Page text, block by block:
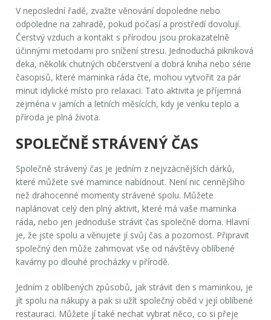
V neposlední řadě, zvažte věnování dopoledne nebo
odpoledne na zahradě, pokud počasí a prostředí dovolují.
Čerstvý vzduch a kontakt s přírodou jsou prokazatelně
účinnými metodami pro snížení stresu. Jednoduchá pikniková
deka, několik chutných občerstvení a dobrá kniha nebo série
časopisů, které maminka ráda čte, mohou vytvořit za pár
minut idylické místo pro relaxaci. Tato aktivita je příjemná
zejména v jarních a letních měsících, kdy je venku teplo a
příroda je plná života.
SPOLEČNĚ STRÁVENÝ ČAS
Společně strávený čas je jedním z nejvzácnějších dárků,
které můžete své mamince nabídnout. Není nic cennějšího
než drahocenné momenty strávené spolu. Můžete
naplánovat celý den plný aktivit, které má vaše maminka
ráda, nebo jen jednoduše strávit čas společně doma. Hlavní
je, že jste spolu a věnujete jí svůj čas a pozornost. Připravit
společný den může zahrnovat vše od návštěvy oblíbené
kavárny po dlouhé procházky v přírodě.
Jedním z oblíbených způsobů, jak strávit den s maminkou, je
jít spolu na nákupy a pak si užít společný oběd v její oblíbené
restauraci. Můžete jí také nechat vybrat něco, co si přeje